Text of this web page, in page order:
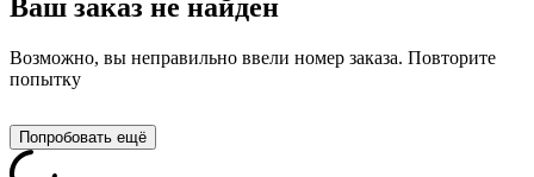
Ваш заказ не найден
Возможно, вы неправильно ввели номер заказа. Повторите
попытку
Попробовать ещё